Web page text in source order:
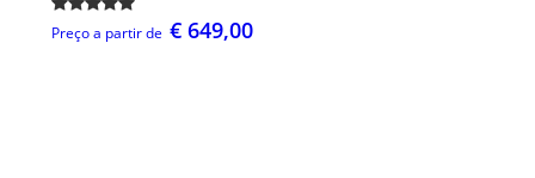
Preço a partir de € 649,00